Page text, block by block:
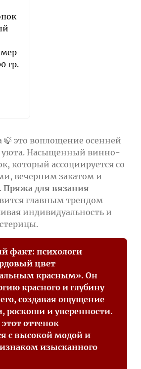
гр.
🍃 это воплощение осенней
уюта. Насыщенный винно-
который ассоциируется со
вечерним закатом и
Пряжа для вязания
главным трендом
индивидуальность и
факт: психологи
цвет
красным». Он
красного и глубину
создавая ощущение
роскоши и уверенности.
оттенок
с высокой модой и
изысканного